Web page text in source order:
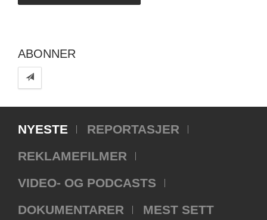
ABONNER
NYESTE
REPORTASJER
REKLAMEFILMER
VIDEO- OG PODCASTS
DOKUMENTARER
MEST SETT